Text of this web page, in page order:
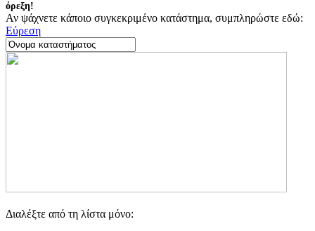
όρεξη!
Αν ψάχνετε κάποιο συγκεκριμένο κατάστημα, συμπληρώστε εδώ:
Εύρεση
Διαλέξτε από τη λίστα μόνο: